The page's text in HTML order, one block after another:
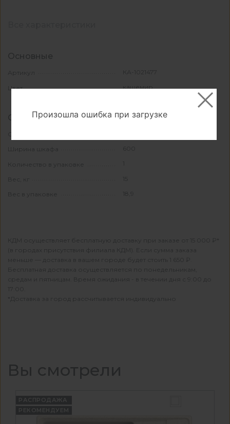
Основные
Артикул КА-1021477
Цвет кашемир
Свойства и материалы
Ширина шкафа
Количество в упаковке 1
Вес, кг 15
Вес в упаковке 18,9
КДМ осуществляет бесплатную доставку при заказе от 15 000 ₽*
(в городах присутствия филиала КДМ). Если сумма заказа
меньше — доставка в вашем городе будет стоить 1 650 ₽.
Бесплатная доставка осуществляется по понедельникам,
средам и пятницам. Время ожидания - в течении дня с 9:00 до
17:00.
*Доставка за город рассчитывается индивидуально
Вы смотрели
РАСПРОДАЖА
РЕКОМЕНДУЕМ
Произошла ошибка при загрузке